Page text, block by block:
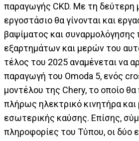
παραγωγής CKD. Με τη δεύτερη
εργοστάσιο θα γίνονται και
βαψίματος και
εξαρτημάτων και μερών του
τέλος του 2025 αναμένεται να
παραγωγή του Omoda 5, ενός
μοντέλου της Chery, το οποίο θα
πλήρως ηλεκτρικό κινητήρα και
εσωτερικής καύσης. Επίσης,
πληροφορίες του Τύπου, οι δύο